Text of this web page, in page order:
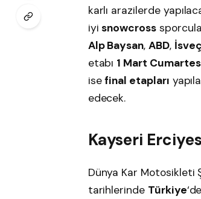
karlı arazilerde
iyisnowcross
Alp Baysan,ABD, İsveç
etabı 1 Mart
isefinal etapları
edecek.
Kayseri
Dünya Kar Motosikleti
tarihlerinde Türkiye